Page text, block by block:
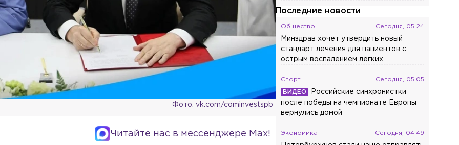
Фото: vk.com/cominvestspb
Читайте нас в мессенджере Max!
Последние новости
Общество Сегодня, 05:24
Минздрав хочет утвердить новый
стандарт лечения для пациентов с
острым воспалением лёгких
Спорт Сегодня, 05:05
Российские синхронистки
после победы на чемпионате Европы
вернулись домой
Экономика Сегодня, 04:49